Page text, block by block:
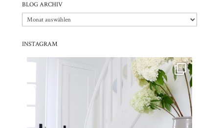
BLOG ARCHIV
Blog
Archiv
INSTAGRAM